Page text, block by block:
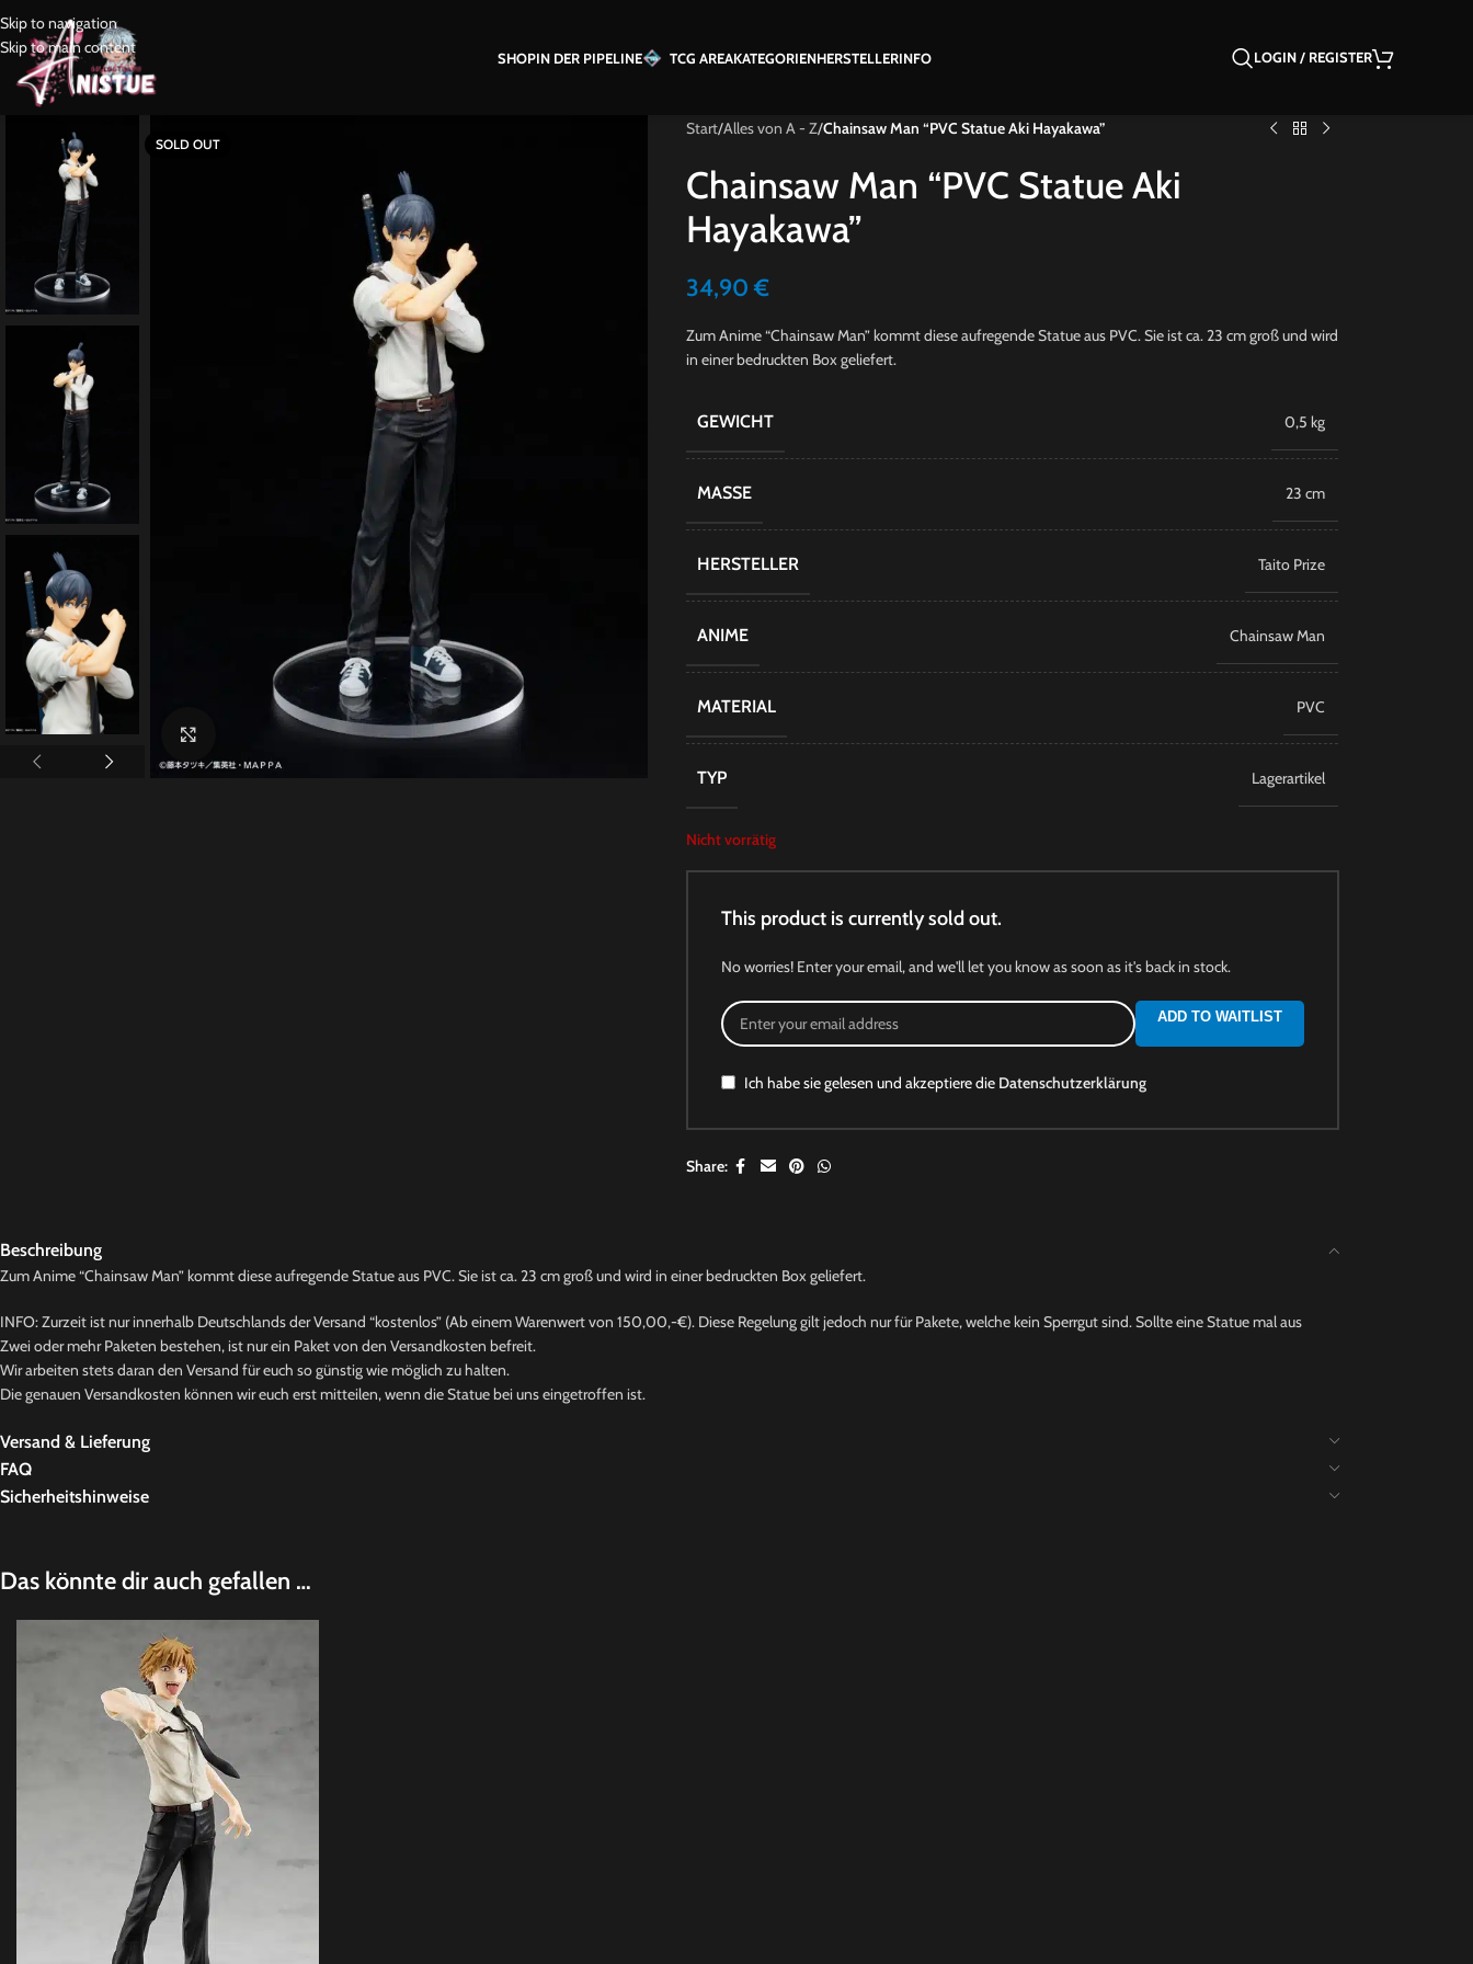
Skip to navigation
Skip to main content
SHOPIN DER PIPELINE TCG AREAKATEGORIENHERSTELLERINFO LOGIN / REGISTER
SOLD OUT
Start/Alles von A - Z/Chainsaw Man “PVC Statue Aki Hayakawa”
Chainsaw Man “PVC Statue Aki
Hayakawa”
34,90€
Zum Anime “Chainsaw Man” kommt diese aufregende Statue aus PVC. Sie ist ca. 23 cm groß und wird
in einer bedruckten Box geliefert.
GEWICHT 0,5 kg
MASSE 23 cm
HERSTELLER Taito Prize
ANIME Chainsaw Man
MATERIAL PVC
TYP Lagerartikel
Nicht vorrätig
This product is currently sold out.
No worries! Enter your email, and we'll let you know as soon as it's back in stock.
ADD TO WAITLIST
Ich habe sie gelesen und akzeptiere die Datenschutzerklärung
Share:
Beschreibung
Zum Anime “Chainsaw Man” kommt diese aufregende Statue aus PVC. Sie ist ca. 23 cm groß und wird in einer bedruckten Box geliefert.
INFO: Zurzeit ist nur innerhalb Deutschlands der Versand “kostenlos” (Ab einem Warenwert von 150,00,-€). Diese Regelung gilt jedoch nur für Pakete, welche kein Sperrgut sind. Sollte eine Statue mal aus
Zwei oder mehr Paketen bestehen, ist nur ein Paket von den Versandkosten befreit.
Wir arbeiten stets daran den Versand für euch so günstig wie möglich zu halten.
Die genauen Versandkosten können wir euch erst mitteilen, wenn die Statue bei uns eingetroffen ist.
Versand & Lieferung
FAQ
Sicherheitshinweise
Das könnte dir auch gefallen …